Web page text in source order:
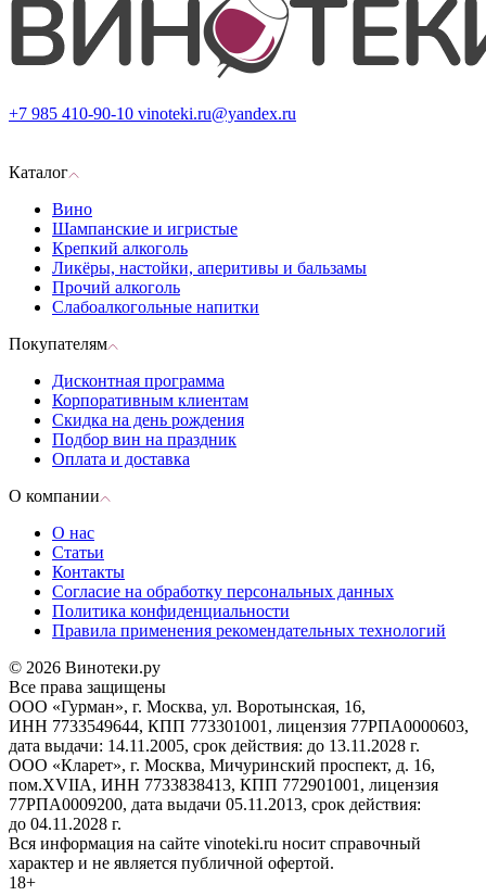
+7 985 410-90-10 vinoteki.ru@yandex.ru
Каталог
Вино
Шампанские и игристые
Крепкий алкоголь
Ликёры, настойки, аперитивы и бальзамы
Прочий алкоголь
Слабоалкогольные напитки
Покупателям
Дисконтная программа
Корпоративным клиентам
Скидка на день рождения
Подбор вин на праздник
Оплата и доставка
О компании
О нас
Статьи
Контакты
Согласие на обработку персональных данных
Политика конфиденциальности
Правила применения рекомендательных технологий
© 2026 Винотеки.ру
Все права защищены
ООО «Гурман», г. Москва, ул. Воротынская, 16,
ИНН 7733549644, КПП 773301001, лицензия 77РПА0000603,
дата выдачи: 14.11.2005, срок действия: до 13.11.2028 г.
ООО «Кларет», г. Москва, Мичуринский проспект, д. 16,
пом.XVIIA, ИНН 7733838413, КПП 772901001, лицензия
77РПА0009200, дата выдачи 05.11.2013, срок действия:
до 04.11.2028 г.
Вся информация на сайте vinoteki.ru носит справочный
характер и не является публичной офертой.
18+